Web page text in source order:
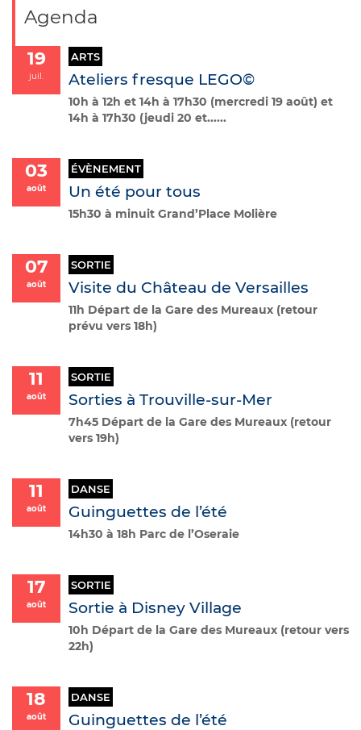
Agenda
ARTS
19
juil. Ateliers fresque LEGO©
10h à 12h et 14h à 17h30 (mercredi 19 août) et
14h à 17h30 (jeudi 20 et......
ÉVÈNEMENT
03
août Un été pour tous
15h30 à minuit Grand’Place Molière
SORTIE
07
août Visite du Château de Versailles
11h Départ de la Gare des Mureaux (retour
prévu vers 18h)
SORTIE
11
août Sorties à Trouville-sur-Mer
7h45 Départ de la Gare des Mureaux (retour
vers 19h)
DANSE
11
août Guinguettes de l’été
14h30 à 18h Parc de l’Oseraie
SORTIE
17
août Sortie à Disney Village
10h Départ de la Gare des Mureaux (retour vers
22h)
DANSE
18
août Guinguettes de l’été